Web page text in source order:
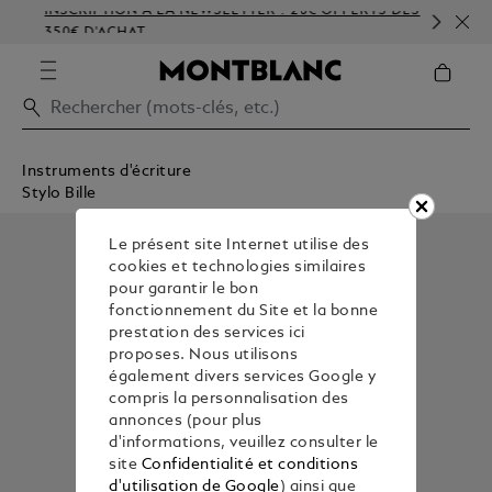
INSCRIPTION À LA NEWSLETTER : 20€ OFFERTS DÈS
350€ D'ACHAT
Instruments d'écriture
Stylo Bille
Le présent site Internet utilise des
cookies et technologies similaires
pour garantir le bon
fonctionnement du Site et la bonne
prestation des services ici
proposes. Nous utilisons
également divers services Google y
compris la personnalisation des
annonces (pour plus
d'informations, veuillez consulter le
site Confidentialité et conditions
d'utilisation de Google) ainsi que